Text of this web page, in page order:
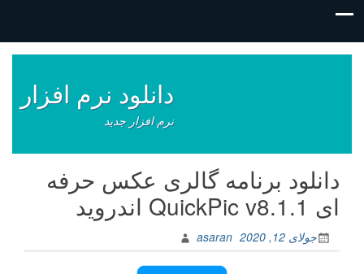
نوشته‌ها
دانلود نرم افزار
نرم افزار جدید
دانلود برنامه گالری عکس حرفه
ای QuickPic v8.1.1 اندروید
جولای 12, 2020 asaran